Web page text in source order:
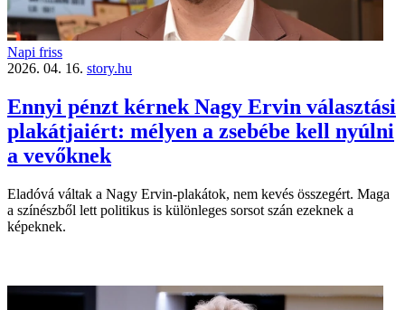
Napi friss
2026. 04. 16. story.hu
Ennyi pénzt kérnek Nagy Ervin választási
plakátjaiért: mélyen a zsebébe kell nyúlni
a vevőknek
Eladóvá váltak a Nagy Ervin-plakátok, nem kevés összegért. Maga
a színészből lett politikus is különleges sorsot szán ezeknek a
képeknek.